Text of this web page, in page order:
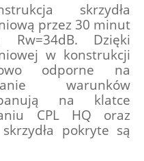
skrzydła
przez 30 minut
Dzięki
w konstrukcji
odporne na
warunków
na klatce
CPL HQ oraz
pokryte są